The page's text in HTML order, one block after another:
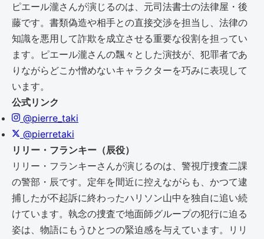
ピエール瀧さんが演じるのは、元司法書士の法律屋・後
藤です。書類偽造や相手との直接交渉を担当し、法律の
知識を悪用して詐欺を成立させる重要な役割を担ってい
ます。ピエール瀧さんの飄々とした演技が、犯罪者であ
りながらどこか憎めないキャラクターを巧みに表現して
います。
公式リンク
@pierre_taki
@pierretaki
リリー・フランキー（辰役）
リリー・フランキーさんが演じるのは、警視庁捜査二課
の警部・辰です。定年を間近に控えながらも、かつて逮
捕したが不起訴に終わったハリソン山中を独自に追い続
けています。執念の捜査で地面師グループの犯行に迫る
姿は、物語にもうひとつの緊迫感を与えています。リリ